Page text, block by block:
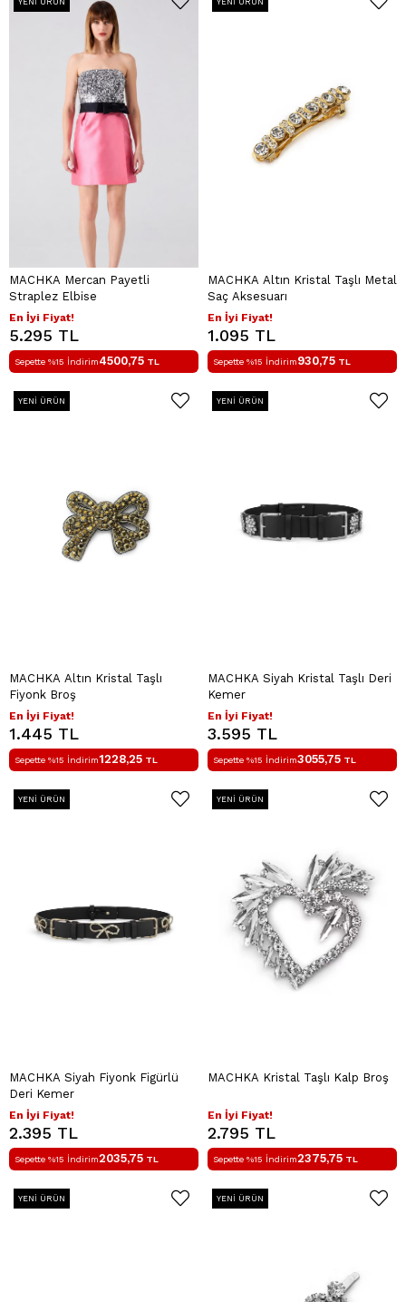
YENI ÜRÜN
MACHKA Mercan Payetli
Straplez Elbise
En İyi Fiyat!
5.295 TL
Sepette %15 İndirim4500,75 TL
YENI ÜRÜN
MACHKA Altın Kristal Taşlı Metal
Saç Aksesuarı
En İyi Fiyat!
1.095 TL
Sepette %15 İndirim930,75 TL
YENI ÜRÜN
MACHKA Altın Kristal Taşlı
Fiyonk Broş
En İyi Fiyat!
1.445 TL
Sepette %15 İndirim1228,25 TL
YENI ÜRÜN
MACHKA Siyah Kristal Taşlı Deri
Kemer
En İyi Fiyat!
3.595 TL
Sepette %15 İndirim3055,75 TL
YENI ÜRÜN
MACHKA Siyah Fiyonk Figürlü
Deri Kemer
En İyi Fiyat!
2.395 TL
Sepette %15 İndirim2035,75 TL
YENI ÜRÜN
MACHKA Kristal Taşlı Kalp Broş
En İyi Fiyat!
2.795 TL
Sepette %15 İndirim2375,75 TL
YENI ÜRÜN YENI ÜRÜN